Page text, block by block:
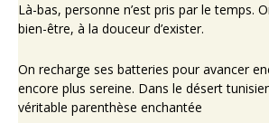
Là-bas, personne n’est pris par le temps.
bien-être, à la douceur d’exister.
On recharge ses batteries pour avancer
encore plus sereine. Dans le désert
véritable parenthèse enchantée